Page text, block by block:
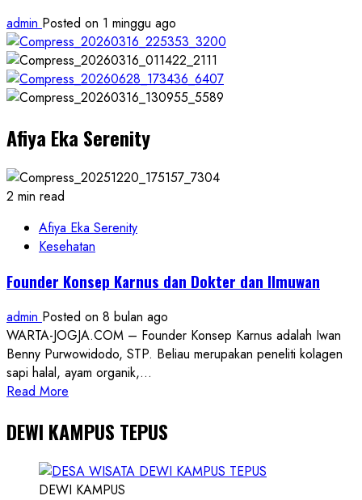
admin Posted on 1 minggu ago
Afiya Eka Serenity
2 min read
Afiya Eka Serenity
Kesehatan
Founder Konsep Karnus dan Dokter dan Ilmuwan
admin Posted on 8 bulan ago
WARTA-JOGJA.COM – Founder Konsep Karnus adalah Iwan
Benny Purwowidodo, STP. Beliau merupakan peneliti kolagen
sapi halal, ayam organik,...
Read More
about
Founder
Konsep
Karnus
DEWI KAMPUS TEPUS
DEWI KAMPUS